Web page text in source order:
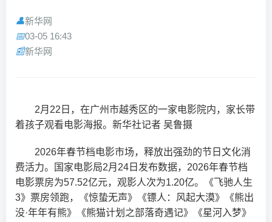
👤新华网
📅03-05 16:43
📰新华网
2月22日，在广州市越秀区的一家电影院内，家长带
着孩子观看电影海报。新华社记者 吴鲁摄
2026年春节档电影市场，释放出强劲的节日文化消
费活力。国家电影局2月24日发布数据，2026年春节档
电影票房为57.52亿元，观影人次为1.20亿。《飞驰人生
3》票房领跑，《惊蛰无声》《镖人：风起大漠》《熊出
没·年年有熊》《熊猫计划之部落奇遇记》《星河入梦》